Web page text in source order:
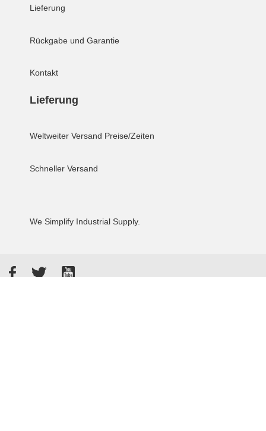
Lieferung
Rückgabe und Garantie
Kontakt
Lieferung
Weltweiter Versand Preise/Zeiten
Schneller Versand
We Simplify Industrial Supply.
FacebookTwitterYouTube